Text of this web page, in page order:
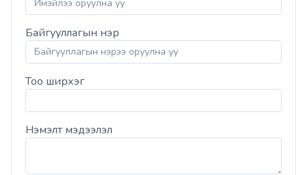
Байгууллагын нэр
Тоо ширхэг
Нэмэлт мэдээлэл